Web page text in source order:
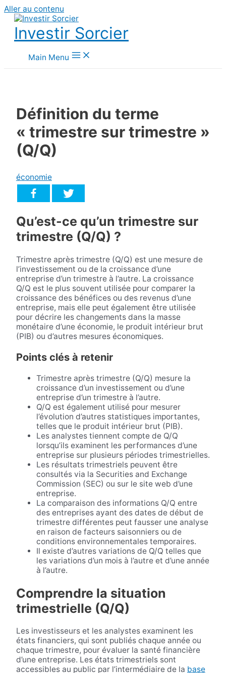
Aller au contenu
Investir Sorcier
Main Menu
Définition du terme
« trimestre sur trimestre »
(Q/Q)
économie
Qu’est-ce qu’un trimestre sur
trimestre (Q/Q) ?
Trimestre après trimestre (Q/Q) est une mesure de
l’investissement ou de la croissance d’une
entreprise d’un trimestre à l’autre. La croissance
Q/Q est le plus souvent utilisée pour comparer la
croissance des bénéfices ou des revenus d’une
entreprise, mais elle peut également être utilisée
pour décrire les changements dans la masse
monétaire d’une économie, le produit intérieur brut
(PIB) ou d’autres mesures économiques.
Points clés à retenir
Trimestre après trimestre (Q/Q) mesure la
croissance d’un investissement ou d’une
entreprise d’un trimestre à l’autre.
Q/Q est également utilisé pour mesurer
l’évolution d’autres statistiques importantes,
telles que le produit intérieur brut (PIB).
Les analystes tiennent compte de Q/Q
lorsqu’ils examinent les performances d’une
entreprise sur plusieurs périodes trimestrielles.
Les résultats trimestriels peuvent être
consultés via la Securities and Exchange
Commission (SEC) ou sur le site web d’une
entreprise.
La comparaison des informations Q/Q entre
des entreprises ayant des dates de début de
trimestre différentes peut fausser une analyse
en raison de facteurs saisonniers ou de
conditions environnementales temporaires.
Il existe d’autres variations de Q/Q telles que
les variations d’un mois à l’autre et d’une année
à l’autre.
Comprendre la situation
trimestrielle (Q/Q)
Les investisseurs et les analystes examinent les
états financiers, qui sont publiés chaque année ou
chaque trimestre, pour évaluer la santé financière
d’une entreprise. Les états trimestriels sont
accessibles au public par l’intermédiaire de la base